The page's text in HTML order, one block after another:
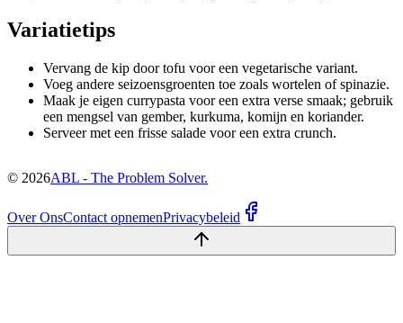
Variatietips
Vervang de kip door tofu voor een vegetarische variant.
Voeg andere seizoensgroenten toe zoals wortelen of spinazie.
Maak je eigen currypasta voor een extra verse smaak; gebruik
een mengsel van gember, kurkuma, komijn en koriander.
Serveer met een frisse salade voor een extra crunch.
© 2026ABL - The Problem Solver.
Over OnsContact opnemenPrivacybeleid